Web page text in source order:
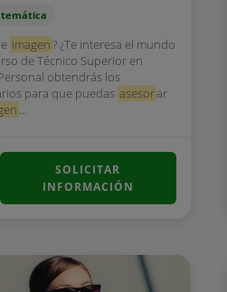
temática
imagen? ¿Te interesa el mundo
de Técnico Superior en
obtendrás los
para que puedas asesorar
...
SOLICITAR
INFORMACIÓN